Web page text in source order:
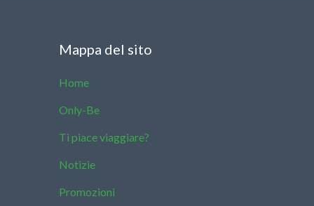
Mappa del sito
Home
Only-Be
Ti piace viaggiare?
Notizie
Promozioni